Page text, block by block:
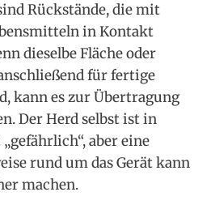
Rückstände, die mit
in Kontakt
dieselbe Fläche oder
für fertige
kann es zur Übertragung
Der Herd selbst ist in
aber eine
rund um das Gerät kann
machen.